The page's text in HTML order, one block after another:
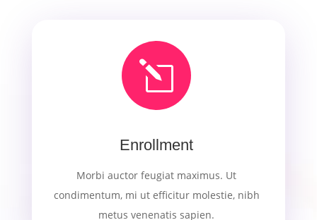
l
Enrollment
Morbi auctor feugiat maximus. Ut
condimentum, mi ut efficitur molestie, nibh
metus venenatis sapien.